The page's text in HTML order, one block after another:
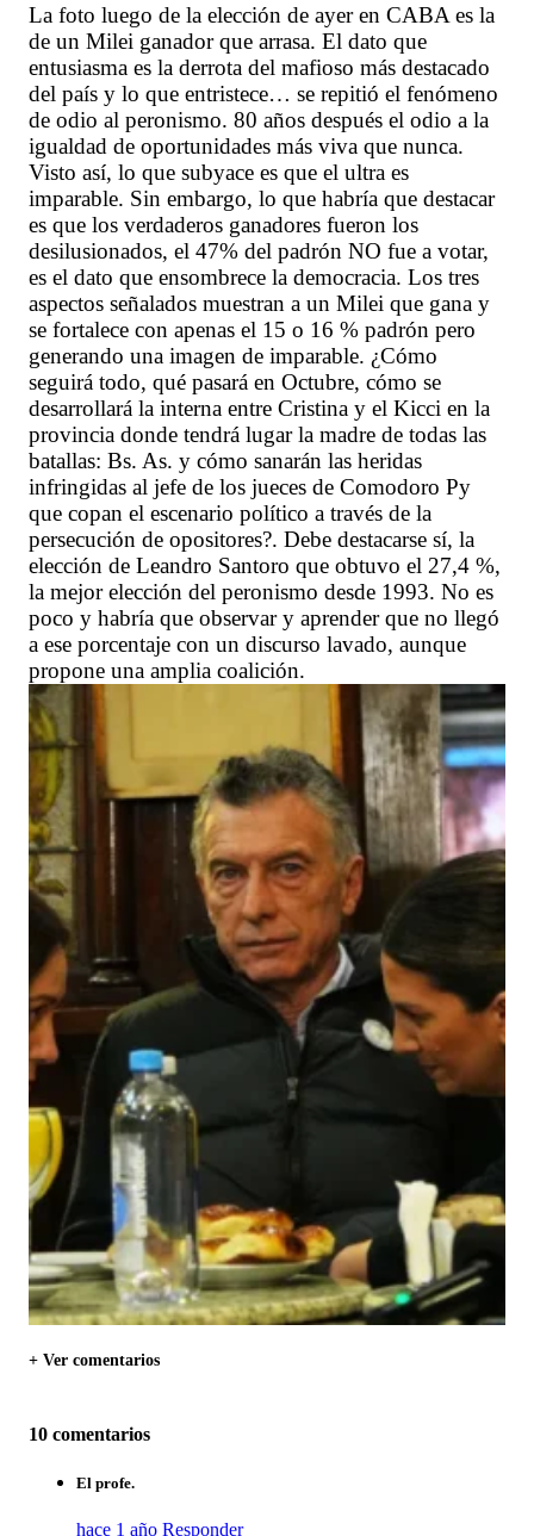
La foto luego de la elección de ayer en CABA es la
de un Milei ganador que arrasa. El dato que
entusiasma es la derrota del mafioso más destacado
del país y lo que entristece… se repitió el fenómeno
de odio al peronismo. 80 años después el odio a la
igualdad de oportunidades más viva que nunca.
Visto así, lo que subyace es que el ultra es
imparable. Sin embargo, lo que habría que destacar
es que los verdaderos ganadores fueron los
desilusionados, el 47% del padrón NO fue a votar,
es el dato que ensombrece la democracia. Los tres
aspectos señalados muestran a un Milei que gana y
se fortalece con apenas el 15 o 16 % padrón pero
generando una imagen de imparable. ¿Cómo
seguirá todo, qué pasará en Octubre, cómo se
desarrollará la interna entre Cristina y el Kicci en la
provincia donde tendrá lugar la madre de todas las
batallas: Bs. As. y cómo sanarán las heridas
infringidas al jefe de los jueces de Comodoro Py
que copan el escenario político a través de la
persecución de opositores?. Debe destacarse sí, la
elección de Leandro Santoro que obtuvo el 27,4 %,
la mejor elección del peronismo desde 1993. No es
poco y habría que observar y aprender que no llegó
a ese porcentaje con un discurso lavado, aunque
propone una amplia coalición.
+ Ver comentarios
10 comentarios
El profe.
hace 1 año Responder